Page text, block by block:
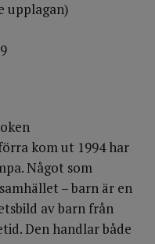
upplagan)
kom ut 1994 har
Något som
– barn är en
av barn från
Den handlar både